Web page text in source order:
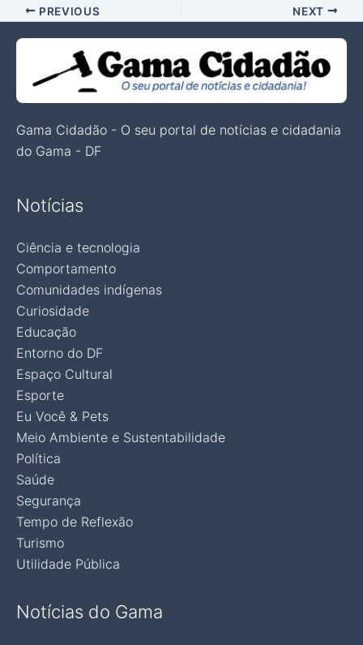
PREVIOUS NEXT
Gama Cidadão - O seu portal de notícias e cidadania
do Gama - DF
Notícias
Ciência e tecnologia
Comportamento
Comunidades indígenas
Curiosidade
Educação
Entorno do DF
Espaço Cultural
Esporte
Eu Você & Pets
Meio Ambiente e Sustentabilidade
Política
Saúde
Segurança
Tempo de Reflexão
Turismo
Utilidade Pública
Notícias do Gama